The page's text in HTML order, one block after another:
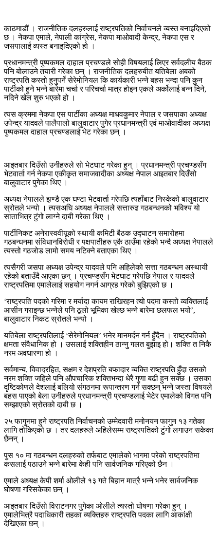
काठमाडौं । राजनीतिक दलहरुलाई राष्ट्रपतिको निर्वाचनले व्यस्त बनाइदिएको
छ । नेकपा एमाले, नेपाली कांग्रेस, नेकपा माओवादी केन्द्र, नेकपा एस र
जसपालाई व्यस्त बनाइदिएको हो ।
प्रधानमन्त्री पुष्पकमल दाहाल प्रचण्डले सोही विषयलाई लिएर सर्वदलीय बैठक
पनि बोलाउने तयारी गरेका छन् । राजनीतिक दलहरुबीत यतिबेला अबको
राष्ट्रपति कस्तो हुनुपर्ने सेरेमोनियल कि कार्यकारी भन्ने बहस भन्दा पनि कुन
पार्टीको हुने भन्ने बारेमा चर्चा र परिचर्चा मात्र होइन एकले अर्कोलाई बन्न दिने,
नदिने खेल शुरु भएको हो ।
त्यस क्रममा नेकपा एस पार्टीका अध्यक्ष माधवकुमार नेपाल र जसपाका अध्यक्ष
उपेन्द्र यादवले पालैपालो बालुवाटार पुगेर प्रधानमन्त्री एवं माओवादीका अध्यक्ष
पुष्पकमल दाहाल प्रचण्डलाई भेट गरेका छन् ।
आइतबार दिउँसो उनीहरुले सो भेटघाट गरेका हुन् । प्रधानमन्त्री प्रचण्डसँग
भेटवार्ता गर्न नेकपा एकीकृत समाजवादीका अध्यक्ष नेपाल आइतबार दिउँसो
बालुवाटार पुगेका थिए ।
अध्यक्ष नेपालले झण्डै एक घण्टा भेटवार्ता गरेपछि त्यहाँबाट निस्केको बालुवाटार
स्रोतले भन्यो । त्यसअघि अध्यक्ष नेपालले सत्तारुढ गठबन्धनको भविश्य यो
साताभित्र टुंगो लाग्ने दाबी गरेका थिए ।
पार्टीनिकट अनेरास्ववीयूको स्थायी कमिटी बैठक उद्घाटन समारोहमा
गठबन्धनमा संविधानविरोधी र पक्षपातीहरु एकै ठाउँमा रहेको भन्दै अध्यक्ष नेपालले
त्यस्तो गठजोड लामो समय नटिक्ने बताएका थिए ।
त्यसैगरी जसपा अध्यक्ष उपेन्द्र यादवले पनि अहिलेको सत्ता गठबन्धन अस्थायी
रहेको बताउँदै आएका छन् । प्रचण्डसँग भेटघाट गरेपछि नेपाल र यादवले
राष्ट्रपतिमा एमालेलाई सहयोग नगर्न आग्रह गरेको बुझिएको छ ।
‘राष्ट्रपति पदको गरिमा र मर्यादा कायम राखिरहन त्यो पदमा कस्तो व्यक्तिलाई
आसीन गराइन्छ भन्नेले पनि ठूलो भूमिका खेल्छ भन्ने बारेमा छलफल भयो’,
बालुवाटार निकट स्रोतले भन्यो ।
यतिबेला राष्ट्रपतिलाई ‘सेरेमोनियल’ भनेर मानमर्दन गर्न हुँदैन । राष्ट्रपतिको
क्षमता संवैधानिक हो । उसलाई शक्तिहीन ठान्नु गलत बुझाइ हो। शक्ति त निकै
नरम अवधारणा हो ।
सर्वमान्य, विवादरहित, सक्षम र देशप्रति बफादार व्यक्ति राष्ट्रपति हुँदा उसको
नरम शक्ति जहिले पनि औपचारिक शक्तिभन्दा धेरै गुणा बढी हुन सक्छ । उसका
दृष्टिकोणले देशलाई बलियो संगठनमा रूपान्तरण गर्न सक्छन् भन्ने जस्ता विषयले
बहस पाएको बेला उनीहरुले प्रधानमन्त्री प्रचण्डलाई भेटेर एमालेको विगत पनि
सम्झाएको स्रोतको दाबी छ ।
२५ फागुनमा हुने राष्ट्रपति निर्वाचनको उम्मेदवारी मनोनयन फागुन १३ गतेका
लागि तोकिएको छ । तर दलहरुले अहिलेसम्म राष्ट्रपतिको टुंगो लगाउन सकेका
छैनन् ।
पुस १० मा गठबन्धन दलहरुको तर्फबाट एमालेको भागमा परेको राष्ट्रपतिमा
कसलाई पठाउने भन्ने बारेमा केही पनि सार्वजनिक गरिएको छैन ।
एमाले अध्यक्ष केपी शर्मा ओलीले १३ गते बिहान मात्रै भन्ने भनेर सार्वजनिक
घोषणा गरिसकेका छन् ।
आइतबार दिउँसो विराटनगर पुगेका ओलीले त्यस्तो घोषणा गरेका हुन् ।
एमालेभित्रै पदाधिकारी तहका व्यक्तिहरु राष्ट्रपति पदका लागि आकांक्षी
देखिएका छन् ।